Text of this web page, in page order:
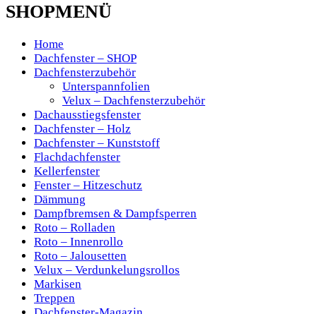
SHOPMENÜ
Home
Dachfenster – SHOP
Dachfensterzubehör
Unterspannfolien
Velux – Dachfensterzubehör
Dachausstiegsfenster
Dachfenster – Holz
Dachfenster – Kunststoff
Flachdachfenster
Kellerfenster
Fenster – Hitzeschutz
Dämmung
Dampfbremsen & Dampfsperren
Roto – Rolladen
Roto – Innenrollo
Roto – Jalousetten
Velux – Verdunkelungsrollos
Markisen
Treppen